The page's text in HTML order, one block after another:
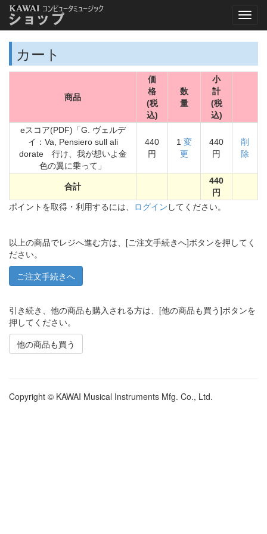
カート
商品
価
格
(税
込)
数
量
小
計
(税
込)
eスコア(PDF)「G. ヴェルデ
イ：Va, Pensiero sull ali
dorate 行け、我が想いよ金
色の翼に乗って」
440
円
1 変
更
440
円
削
除
合計
440
円
ポイントを取得・利用するには、 ログイン してください。
以上の商品でレジへ進む方は、[ご注文手続きへ]ボタンを押してく
ださい。
引き続き、他の商品も購入される方は、[他の商品も買う]ボタンを
押してください。
他の商品も買う
Copyright © KAWAI Musical Instruments Mfg. Co., Ltd.